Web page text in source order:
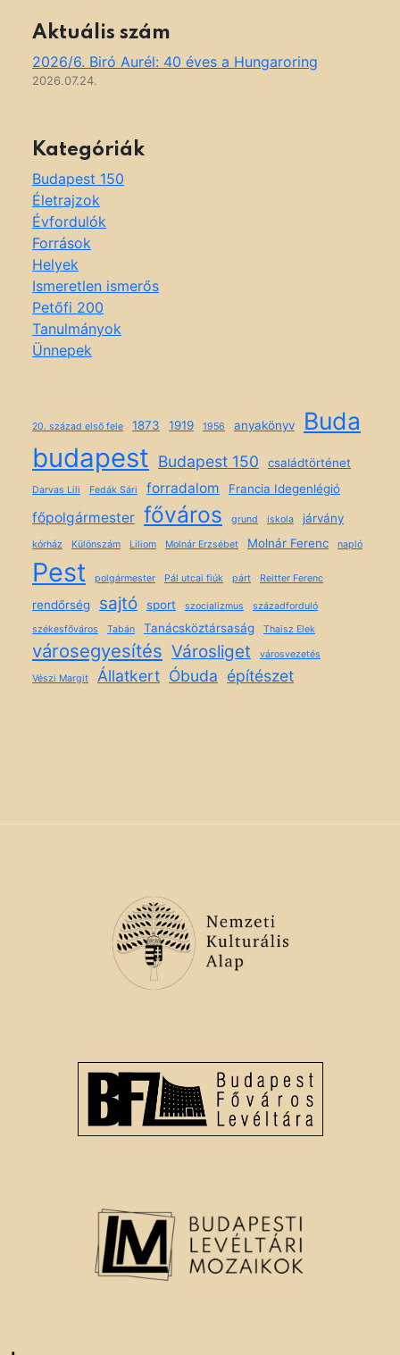
Aktuális szám
2026/6. Biró Aurél: 40 éves a Hungaroring
2026.07.24.
Kategóriák
Budapest 150
Életrajzok
Évfordulók
Források
Helyek
Ismeretlen ismerős
Petőfi 200
Tanulmányok
Ünnepek
20. század első fele 1873 1919 1956 anyakönyv Buda
budapest Budapest 150 családtörténet
Darvas Lili Fedák Sári forradalom Francia Idegenlégió
főpolgármester főváros grund iskola járvány
kórház Különszám Liliom Molnár Erzsébet Molnár Ferenc napló
Pest polgármester Pál utcai fiúk párt Reitter Ferenc
rendőrség sajtó sport szocializmus
századforduló
székesfőváros
Tabán Tanácsköztársaság Thaisz Elek
városegyesítés Városliget városvezetés
Vészi Margit Állatkert Óbuda építészet